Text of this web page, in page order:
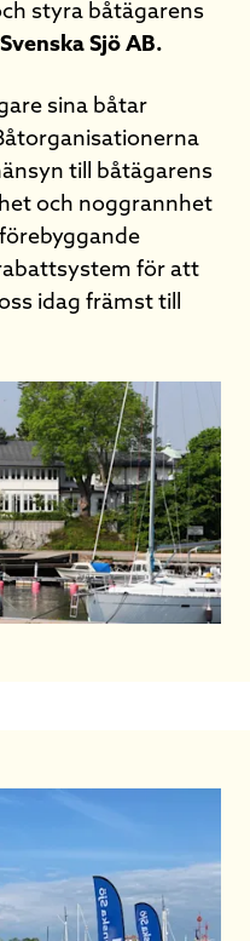
styra båtägarens
Svenska Sjö AB.
sina båtar
till båtägarens
och noggrannhet
för att
idag främst till